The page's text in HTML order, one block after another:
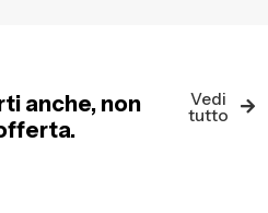
anche, non
Vedi
tutto